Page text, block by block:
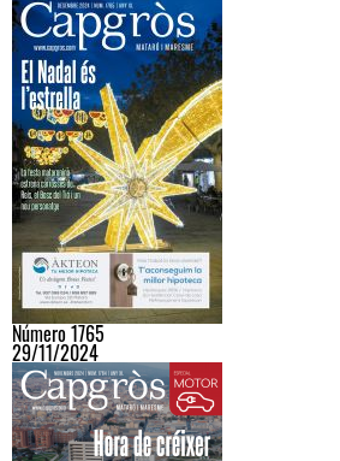
Número 1765
29/11/2024